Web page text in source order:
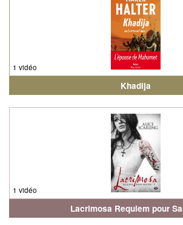
1 vidéo
Khadija
1 vidéo
Lacrimosa Requiem pour